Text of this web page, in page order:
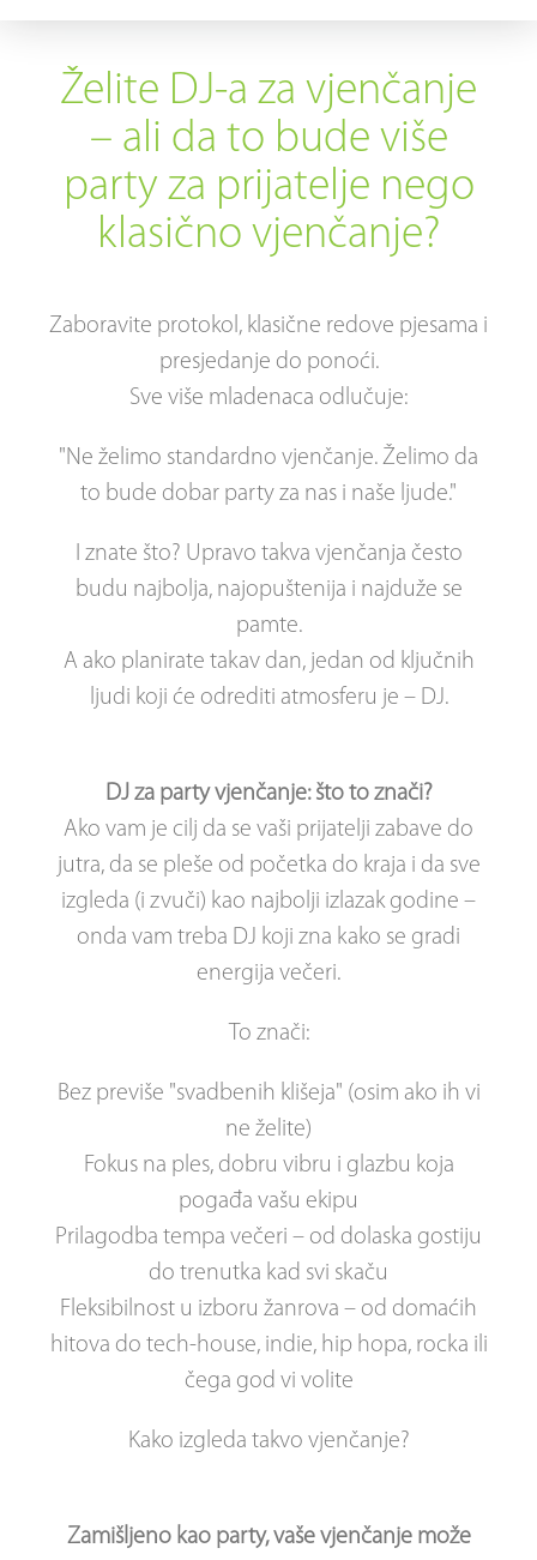
Kontakt
Želite DJ-a za vjenčanje
– ali da to bude više
party za prijatelje nego
klasično vjenčanje?
Zaboravite protokol, klasične redove pjesama i
presjedanje do ponoći.
Sve više mladenaca odlučuje:
"Ne želimo standardno vjenčanje. Želimo da
to bude dobar party za nas i naše ljude."
I znate što? Upravo takva vjenčanja često
budu najbolja, najopuštenija i najduže se
pamte.
A ako planirate takav dan, jedan od ključnih
ljudi koji će odrediti atmosferu je – DJ.
DJ za party vjenčanje: što to znači?
Ako vam je cilj da se vaši prijatelji zabave do
jutra, da se pleše od početka do kraja i da sve
izgleda (i zvuči) kao najbolji izlazak godine –
onda vam treba DJ koji zna kako se gradi
energija večeri.
To znači:
Bez previše "svadbenih klišeja" (osim ako ih vi
ne želite)
Fokus na ples, dobru vibru i glazbu koja
pogađa vašu ekipu
Prilagodba tempa večeri – od dolaska gostiju
do trenutka kad svi skaču
Fleksibilnost u izboru žanrova – od domaćih
hitova do tech-house, indie, hip hopa, rocka ili
čega god vi volite
Kako izgleda takvo vjenčanje?
Zamišljeno kao party, vaše vjenčanje može